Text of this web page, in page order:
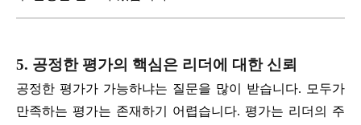
5. 공정한 평가의 핵심은 리더에 대한 신뢰
공정한 평가가 가능하냐는 질문을 많이 받습니다. 모두가
만족하는 평가는 존재하기 어렵습니다. 평가는 리더의 주